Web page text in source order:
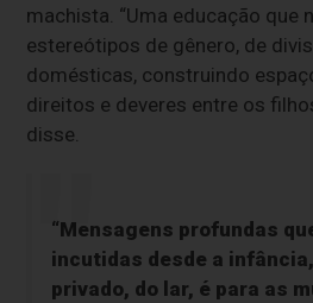
machista. “Uma educação que
estereótipos de gênero, de
domésticas, construindo
direitos e deveres entre os
disse.
“Mensagens profundas
incutidas desde a
privado, do lar, é para as